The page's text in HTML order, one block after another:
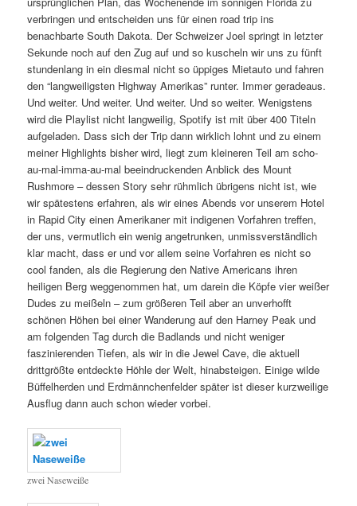
verbringen und entscheiden uns für einen road trip ins
benachbarte South Dakota. Der Schweizer Joel springt in letzter
Sekunde noch auf den Zug auf und so kuscheln wir uns zu fünft
stundenlang in ein diesmal nicht so üppiges Mietauto und fahren
den “langweiligsten Highway Amerikas” runter. Immer geradeaus.
Und weiter. Und weiter. Und weiter. Und so weiter. Wenigstens
wird die Playlist nicht langweilig, Spotify ist mit über 400 Titeln
aufgeladen. Dass sich der Trip dann wirklich lohnt und zu einem
meiner Highlights bisher wird, liegt zum kleineren Teil am scho-
au-mal-imma-au-mal beeindruckenden Anblick des Mount
Rushmore – dessen Story sehr rühmlich übrigens nicht ist, wie
wir spätestens erfahren, als wir eines Abends vor unserem Hotel
in Rapid City einen Amerikaner mit indigenen Vorfahren treffen,
der uns, vermutlich ein wenig angetrunken, unmissverständlich
klar macht, dass er und vor allem seine Vorfahren es nicht so
cool fanden, als die Regierung den Native Americans ihren
heiligen Berg weggenommen hat, um darein die Köpfe vier weißer
Dudes zu meißeln – zum größeren Teil aber an unverhofft
schönen Höhen bei einer Wanderung auf den Harney Peak und
am folgenden Tag durch die Badlands und nicht weniger
faszinierenden Tiefen, als wir in die Jewel Cave, die aktuell
drittgrößte entdeckte Höhle der Welt, hinabsteigen. Einige wilde
Büffelherden und Erdmännchenfelder später ist dieser kurzweilige
Ausflug dann auch schon wieder vorbei.
zwei Naseweiße